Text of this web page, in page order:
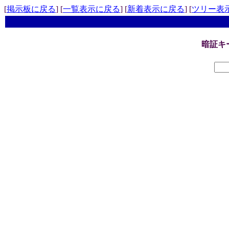
[掲示板に戻る] [一覧表示に戻る] [新着表示に戻る] [ツリー表
暗証キ